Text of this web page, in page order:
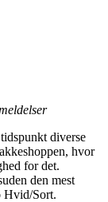
diverse
hvor
for det.
den mest
Hvid/Sort.